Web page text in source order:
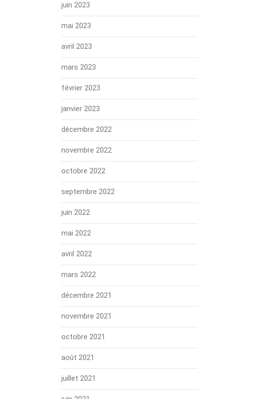
juin 2023
mai 2023
avril 2023
mars 2023
février 2023
janvier 2023
décembre 2022
novembre 2022
octobre 2022
septembre 2022
juin 2022
mai 2022
avril 2022
mars 2022
décembre 2021
novembre 2021
octobre 2021
août 2021
juillet 2021